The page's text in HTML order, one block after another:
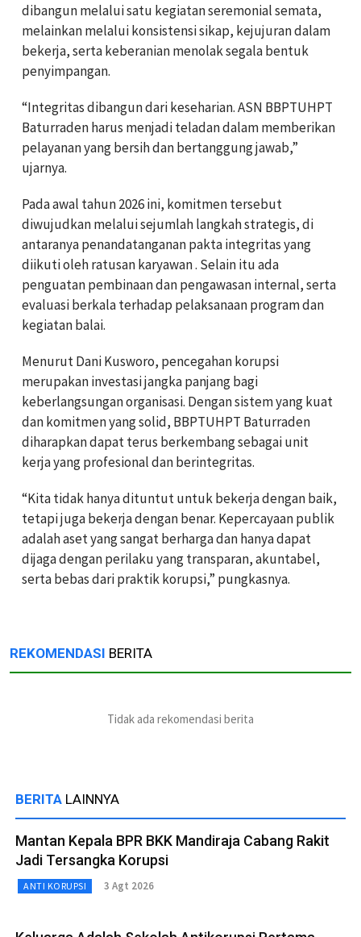
dibangun melalui satu kegiatan seremonial semata,
melainkan melalui konsistensi sikap, kejujuran dalam
bekerja, serta keberanian menolak segala bentuk
penyimpangan.
“Integritas dibangun dari keseharian. ASN BBPTUHPT
Baturraden harus menjadi teladan dalam memberikan
pelayanan yang bersih dan bertanggung jawab,”
ujarnya.
Pada awal tahun 2026 ini, komitmen tersebut
diwujudkan melalui sejumlah langkah strategis, di
antaranya penandatanganan pakta integritas yang
diikuti oleh ratusan karyawan . Selain itu ada
penguatan pembinaan dan pengawasan internal, serta
evaluasi berkala terhadap pelaksanaan program dan
kegiatan balai.
Menurut Dani Kusworo, pencegahan korupsi
merupakan investasi jangka panjang bagi
keberlangsungan organisasi. Dengan sistem yang kuat
dan komitmen yang solid, BBPTUHPT Baturraden
diharapkan dapat terus berkembang sebagai unit
kerja yang profesional dan berintegritas.
“Kita tidak hanya dituntut untuk bekerja dengan baik,
tetapi juga bekerja dengan benar. Kepercayaan publik
adalah aset yang sangat berharga dan hanya dapat
dijaga dengan perilaku yang transparan, akuntabel,
serta bebas dari praktik korupsi,” pungkasnya.
REKOMENDASI BERITA
Tidak ada rekomendasi berita
BERITA LAINNYA
Mantan Kepala BPR BKK Mandiraja Cabang Rakit
Jadi Tersangka Korupsi
ANTI KORUPSI 3 Agt 2026